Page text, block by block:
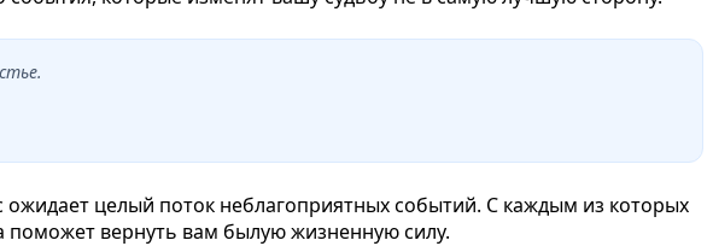
целый поток неблагоприятных событий. С каждым из которых
поможет вернуть вам былую жизненную силу.